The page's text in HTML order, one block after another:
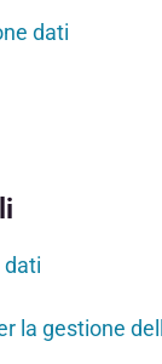
dati
dati
la gestione